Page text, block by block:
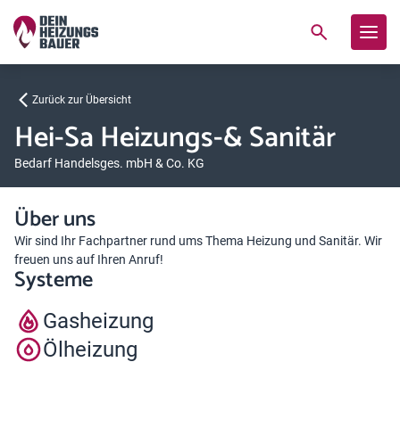
Zurück zur Übersicht
Hei-Sa Heizungs-& Sanitär
Bedarf Handelsges. mbH & Co. KG
Über uns
Wir sind Ihr Fachpartner rund ums Thema Heizung und Sanitär. Wir
freuen uns auf Ihren Anruf!
Systeme
Gasheizung
Ölheizung